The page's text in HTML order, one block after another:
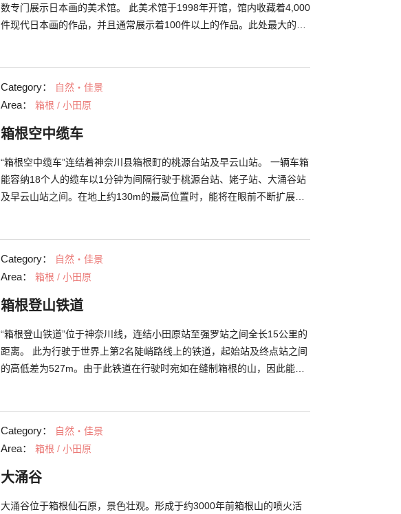
数专门展示日本画的美术馆。 此美术馆于1998年开馆，馆内收藏着4,000
件现代日本画的作品，并且通常展示着100件以上的作品。此处最大的特
厅“季节风”也能将春夏秋冬、四季更迭的自然景色一览无遗，可在此品尝
季节性甜点度过优雅的片刻时光。
Category： 自然・佳景
Area： 箱根 / 小田原
箱根空中缆车
“箱根空中缆车”连结着神奈川县箱根町的桃源台站及早云山站。 一辆车箱
能容纳18个人的缆车以1分钟为间隔行驶于桃源台站、姥子站、大涌谷站
及早云山站之间。在地上约130m的最高位置时，能将在眼前不断扩展的
购买到放入大涌谷温泉地中煮过的“黑蛋”。据说只要吃1个就能延长7年寿
命，您也不妨来品尝看看这知名美食吧。
Category： 自然・佳景
Area： 箱根 / 小田原
箱根登山铁道
“箱根登山铁道”位于神奈川线，连结小田原站至强罗站之间全长15公里的
距离。 此为行驶于世界上第2名陡峭路线上的铁道，起始站及终点站之间
的高低差为527m。由于此铁道在行驶时宛如在缝制箱根的山，因此能近
知，能一边搭乘电车，一边欣赏近到几乎要碰触到车窗的绣球花，在盛放
下呈现的美丽光景。夜晚时，沿线有6处会进行点灯，能观赏到与白天分
外不同的梦幻景象。
Category： 自然・佳景
Area： 箱根 / 小田原
大涌谷
大涌谷位于箱根仙石原，景色壮观。形成于约3000年前箱根山的喷火活